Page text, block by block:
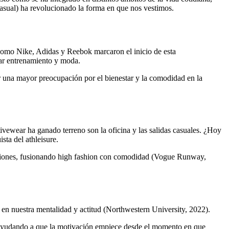
ha revolucionado la forma en que nos vestimos.
Nike, Adidas y Reebok marcaron el inicio de esta
entrenamiento y moda.
mayor preocupación por el bienestar y la comodidad en la
ha ganado terreno son la oficina y las salidas casuales. ¿Hoy
del athleisure.
fusionando high fashion con comodidad (Vogue Runway,
nuestra mentalidad y actitud (Northwestern University, 2022).
a que la motivación empiece desde el momento en que